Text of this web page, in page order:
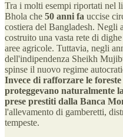
Tra i molti esempi riportati nel
Bhola che 50 anni fa uccise
costiera del Bangladesh. Negli
costruito una vasta rete di
aree agricole. Tuttavia, negli
dell'indipendenza Sheikh
spinse il nuovo regime
Invece di rafforzare le
proteggevano naturalmente
prese prestiti dalla Banca
l'allevamento di gamberetti,
tempeste.